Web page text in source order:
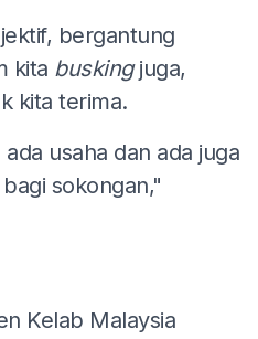
bergantung
kita buskingjuga,
kita terima.
usaha dan ada juga
sokongan,"
Kelab Malaysia